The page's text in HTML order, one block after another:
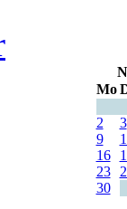
Mo
2
3
9
16
23
30